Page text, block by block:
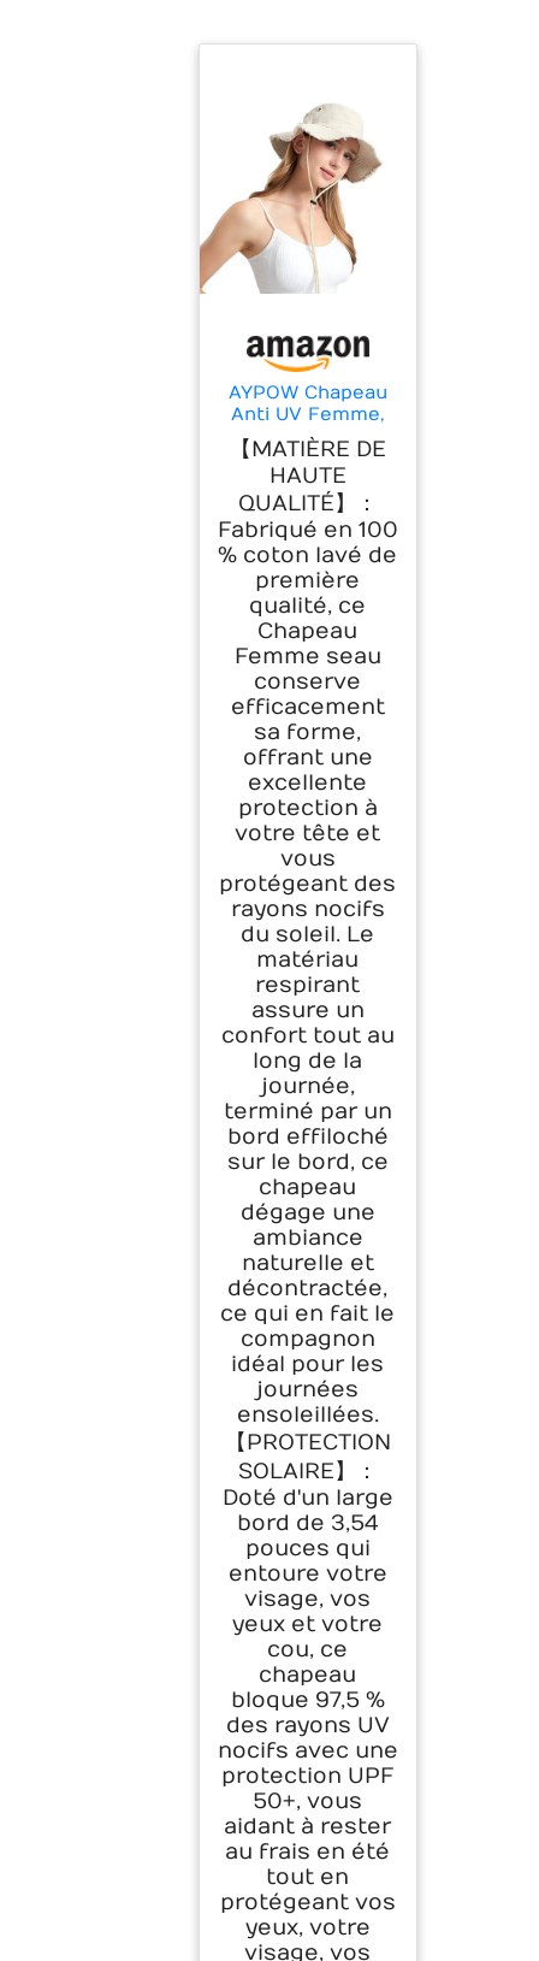
AYPOW Chapeau
Anti UV Femme,
Chapeau de Pêche
la Protection
Solaire en Coton
d'Extérieur, Large
Bord Style Bob
Respirant Pliable
Bucket Hat
Casquette Été
Unisexe pour
Randonnée
Camping Safari
【MATIÈRE DE
HAUTE
QUALITÉ】：
Fabriqué en 100
% coton lavé de
première
qualité, ce
Chapeau
Femme seau
conserve
efficacement
sa forme,
offrant une
excellente
protection à
votre tête et
vous
protégeant des
rayons nocifs
du soleil. Le
matériau
respirant
assure un
confort tout au
long de la
journée,
terminé par un
bord effiloché
sur le bord, ce
chapeau
dégage une
ambiance
naturelle et
décontractée,
ce qui en fait le
compagnon
idéal pour les
journées
ensoleillées.
【PROTECTION
SOLAIRE】：
Doté d'un large
bord de 3,54
pouces qui
entoure votre
visage, vos
yeux et votre
cou, ce
chapeau
bloque 97,5 %
des rayons UV
nocifs avec une
protection UPF
50+, vous
aidant à rester
au frais en été
tout en
protégeant vos
yeux, votre
visage, vos